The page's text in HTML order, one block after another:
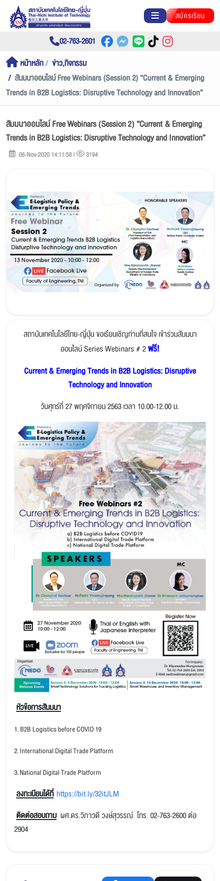
สมัครเรียน
02-763-2601
หน้าหลัก
ข่าว,กิจกรรม
สัมมนาออนไลน์ Free Webinars (Session 2) “Current & Emerging
Trends in B2B Logistics: Disruptive Technology and Innovation”
สัมมนาออนไลน์ Free Webinars (Session 2) “Current & Emerging
Trends in B2B Logistics: Disruptive Technology and Innovation”
06-Nov-2020 14:11:58 | 3194
สถาบันเทคโนโลยีไทย-ญี่ปุ่น ขอเรียนเชิญท่านที่สนใจ เข้าร่วมสัมมนา
ออนไลน์ Series Webinars # 2ฟรี!
Current & Emerging Trends in B2B Logistics: Disruptive
Technology and Innovation
วันศุกร์ที่ 27 พฤศจิกายน 2563 เวลา 10.00-12.00 น.
หัวข้อการสัมมนา
1.B2B Logistics before COVID 19
2.International Digital Trade Platform
3.National Digital Trade Platform
ลงทะเบียนได้ที่ https://bit.ly/32itJLM
ติดต่อสอบถามผศ.ดร.วิภาวดี วงษ์สุวรรณ์ โทร. 02-763-2600 ต่อ
2904